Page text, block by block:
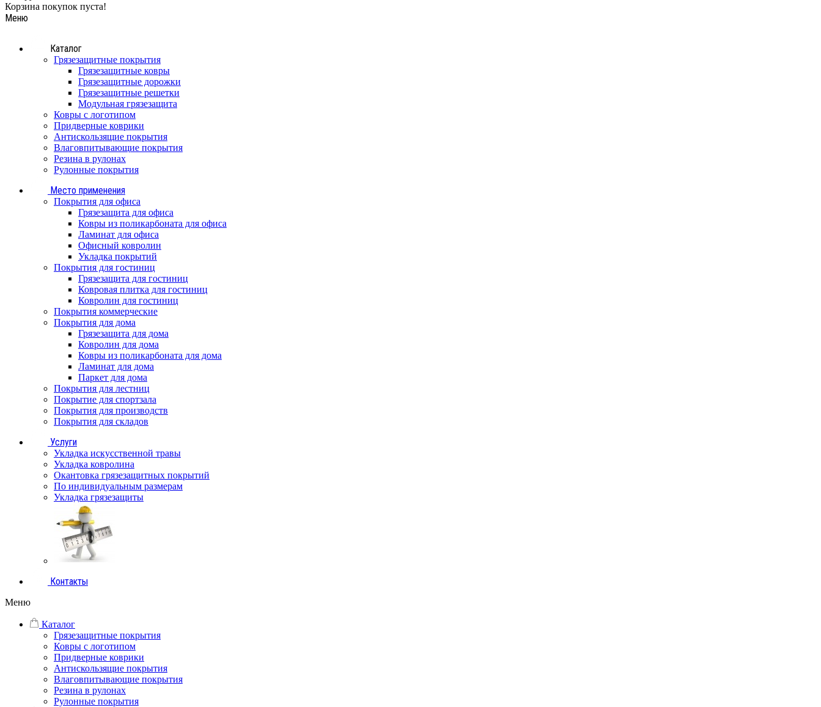
Корзина покупок пуста!
Меню
Каталог
Грязезащитные покрытия
Грязезащитные ковры
Грязезащитные дорожки
Грязезащитные решетки
Модульная грязезащита
Ковры с логотипом
Придверные коврики
Антискользящие покрытия
Влаговпитывающие покрытия
Резина в рулонах
Рулонные покрытия
Место применения
Покрытия для офиса
Грязезащита для офиса
Ковры из поликарбоната для офиса
Ламинат для офиса
Офисный ковролин
Укладка покрытий
Покрытия для гостиниц
Грязезащита для гостиниц
Ковровая плитка для гостиниц
Ковролин для гостиниц
Покрытия коммерческие
Покрытия для дома
Грязезащита для дома
Ковролин для дома
Ковры из поликарбоната для дома
Ламинат для дома
Паркет для дома
Покрытия для лестниц
Покрытие для спортзала
Покрытия для производств
Покрытия для складов
Услуги
Укладка искусственной травы
Укладка ковролина
Окантовка грязезащитных покрытий
По индивидуальным размерам
Укладка грязезащиты
Контакты
Меню
Каталог
Грязезащитные покрытия
Ковры с логотипом
Придверные коврики
Антискользящие покрытия
Влаговпитывающие покрытия
Резина в рулонах
Рулонные покрытия